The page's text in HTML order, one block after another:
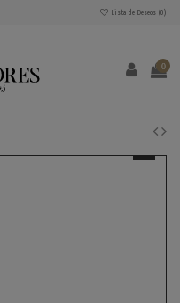
Lista de Deseos (0)
0